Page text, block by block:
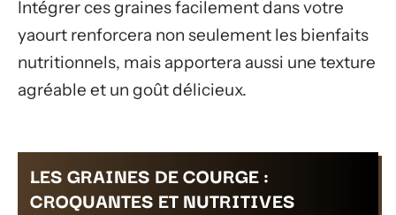
Intégrer ces graines facilement dans votre
yaourt renforcera non seulement les bienfaits
nutritionnels, mais apportera aussi une texture
agréable et un goût délicieux.
LES GRAINES DE COURGE :
CROQUANTES ET NUTRITIVES